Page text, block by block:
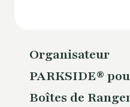
Organisateur
PARKSIDE®
Boîtes de